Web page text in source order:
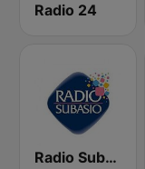
Radio 24
Radio Subasio